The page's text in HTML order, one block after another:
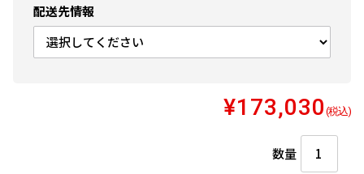
配送先情報
¥173,030 (税込)
数量